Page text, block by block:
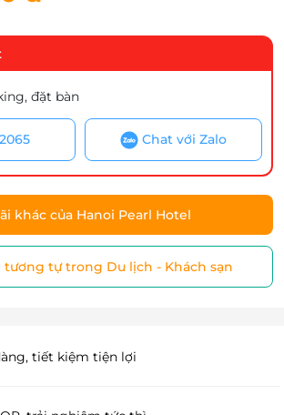
đặt bàn
Chat với Zalo
khác của Hanoi Pearl Hotel
tương tự trong Du lịch - Khách sạn
tiết kiệm tiện lợi